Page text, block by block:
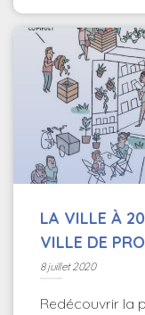
LA VILLE À
VILLE DE
8 juillet 2020
Redécouvrir la